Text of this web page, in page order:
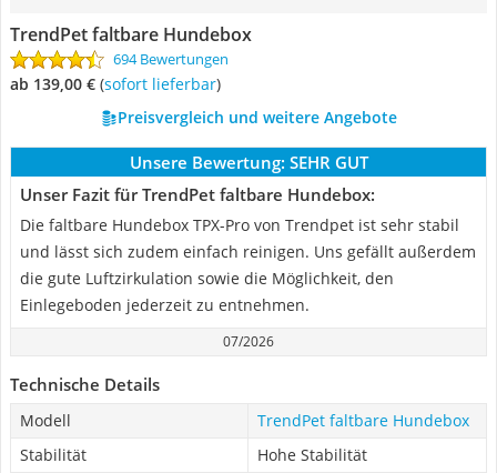
TrendPet faltbare Hundebox
694 Bewertungen
ab 139,00 € ( Sofort lieferbar)
Preisvergleich und weitere Angebote
Unsere Bewertung: SEHR GUT
Unser Fazit für TrendPet faltbare Hundebox:
Die faltbare Hundebox TPX-Pro von Trendpet ist sehr stabil
und lässt sich zudem einfach reinigen. Uns gefällt außerdem
die gute Luftzirkulation sowie die Möglichkeit, den
Einlegeboden jederzeit zu entnehmen.
07/2026
Technische Details
Modell
TrendPet faltbare Hundebox
Stabilität
Hohe Stabilität